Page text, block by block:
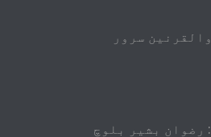
سرور
رضوان بشیر بلوچ